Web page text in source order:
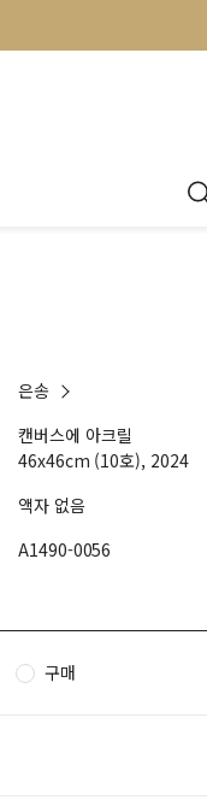
은송
캔버스에 아크릴
46x46cm (10호), 2024
액자 없음
A1490-0056
구매